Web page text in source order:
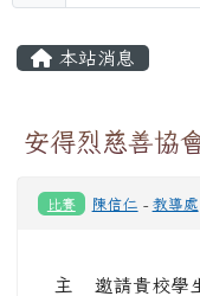
本站消息
安得烈慈善協
比賽 陳信仁 - 教導處
主
邀請貴校學